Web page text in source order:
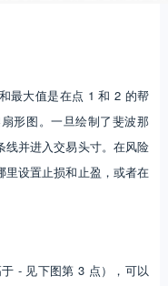
最大值是在点 1 和 2 的帮
形图。一旦绘制了斐波那
线并进入交易头寸。在风险
里设置止损和止盈，或者在
- 见下图第 3 点），可以